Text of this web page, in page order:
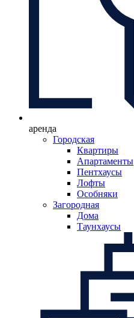
аренда
Городская
Квартиры
Апартаменты
Пентхаусы
Лофты
Особняки
Загородная
Дома
Таунхаусы